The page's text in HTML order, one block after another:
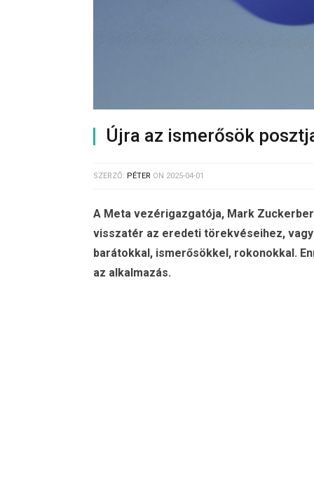
Újra az ismerősök
SZERZŐ: PÉTER ON 2025-04-01
A Meta vezérigazgatója, Mark
visszatér az eredeti törekvéseihez,
barátokkal, ismerősökkel, rokonokkal.
az alkalmazás.